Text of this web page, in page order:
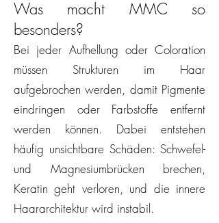
Was macht MMC so
besonders?
Bei jeder Aufhellung oder Coloration
müssen Strukturen im Haar
aufgebrochen werden, damit Pigmente
eindringen oder Farbstoffe entfernt
werden können. Dabei entstehen
häufig unsichtbare Schäden: Schwefel-
und Magnesiumbrücken brechen,
Keratin geht verloren, und die innere
Haararchitektur wird instabil.